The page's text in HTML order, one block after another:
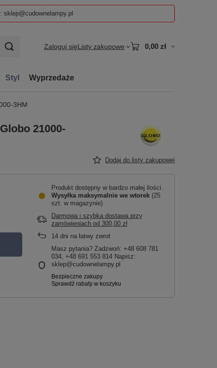
sklep@cudownelampy.pl
Zaloguj sięListy zakupowe 0,00 zł
Styl Wyprzedaże
3HM
21000-
Dodaj do listy zakupowej
Produkt dostępny w bardzo małej ilości
Wysyłka maksymalnie we wtorek (25
szt. w magazynie)
Darmowa i szybka dostawa przy
zamówieniach od 300,00 zł
14 dni na łatwy zwrot
Masz pytania? Zadzwoń: +48 608 781
034, +48 691 553 814 Napisz:
sklep@cudownelampy.pl